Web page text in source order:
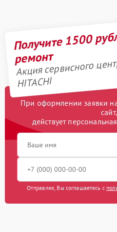
Получите 1500
ремонт
Акция сервисного
HITACHI
При оформлении заявки
сайт,
действует
Отправляя, Вы соглашаетесь с